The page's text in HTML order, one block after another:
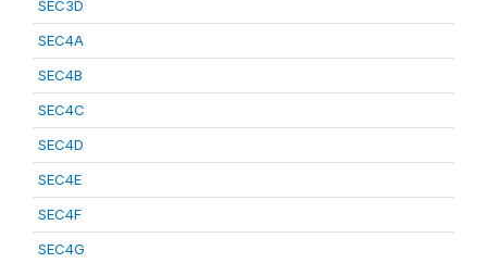
SEC3D
SEC4A
SEC4B
SEC4C
SEC4D
SEC4E
SEC4F
SEC4G